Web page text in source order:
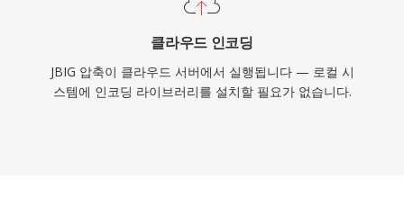
클라우드 인코딩
JBIG 압축이 클라우드 서버에서 실행됩니다 — 로컬 시
스템에 인코딩 라이브러리를 설치할 필요가 없습니다.